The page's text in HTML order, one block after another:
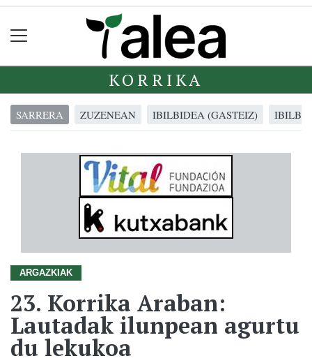
KORRIKA
SARRERA ZUZENEAN IBILBIDEA (GASTEIZ)
ARGAZKIAK
23. Korrika Araban:
Lautadak ilunpean agurtu
du lekukoa